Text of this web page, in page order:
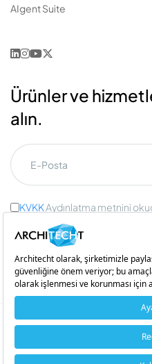
AIgent Suite
Ürünler ve
alın.
KVKKAydınlatma metnini
Ticari İleti Onayı
Bir
Copyright © 2026
Çerez